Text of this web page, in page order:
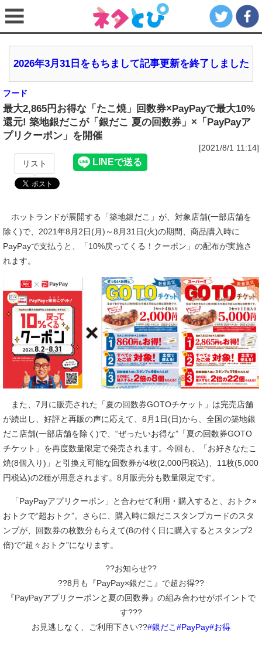
2026年3月31日をもちまして記事更新を終了しました
フード
最大2,865円お得な「たこ焼」回数券×PayPayで最大10%
還元! 築地銀だこが「銀だこ 夏の回数券」×「PayPayア
プリクーポン」を開催
[2021/8/1 11:14]
リスト
ホットランドが展開する「築地銀だこ」が、対象店舗(一部店舗を
除く)で、2021年8月2日(月)～8月31日(火)の期間、商品購入時に
PayPayで支払うと、「10%戻ってくる！クーポン」の配布が実施さ
れます。
また、7月に販売された「夏の回数券GOTOチケット」は完売店舗
が続出し、好評と再販の声に応えて、8月1日(日)から、全国の築地銀
だこ店舗(一部店舗を除く)で、“ぜったいお得な”「夏の回数券GOTO
チケット」を再度数量限定で発売されます。今回も、「お好きなたこ
焼(8個入り)」と引換え可能な回数券が4枚(2,000円税込)、11枚(5,000
円税込)の2種が用意されます。8月販売分も数量限定です。
「PayPayアプリクーポン」と合わせて利用・購入すると、おトク×
おトクで“超おトク”。さらに、購入時に銀だこスタンプカードのスタ
ンプが、回数券の枚数分もらえて(8の付く日に購入するとスタンプ2
倍)で“超々おトク”になります。
??お知らせ??
??8月も『PayPay×銀だこ』で超お得??
『PayPayアプリクーポンと夏の回数券』の組み合わせがポイントで
す???
お見逃しなく、ご利用下さい??#銀だこ#PayPay#お得